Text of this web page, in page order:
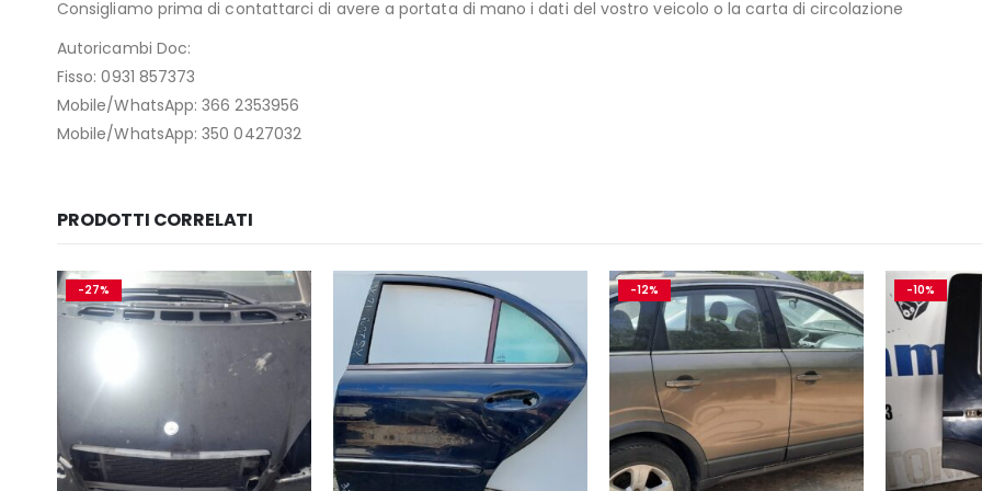
Consigliamo prima di contattarci di avere a portata di mano i dati del vostro veicolo o la carta di circolazione
Autoricambi Doc:
Fisso: 0931 857373
Mobile/WhatsApp: 366 2353956
Mobile/WhatsApp: 350 0427032
PRODOTTI CORRELATI
-27% -12% -10%